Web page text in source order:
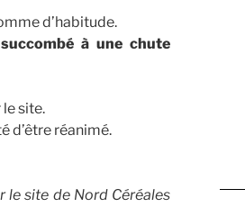
d’habitude.
à une chute
site.
d’être réanimé.
le site de Nord Céréales